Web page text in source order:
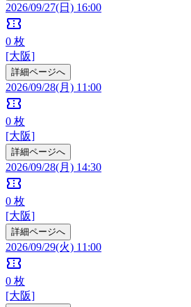
2026/09/27(日) 16:00
confirmation_number
0 枚
[大阪]
詳細ページへ
2026/09/28(月) 11:00
confirmation_number
0 枚
[大阪]
詳細ページへ
2026/09/28(月) 14:30
confirmation_number
0 枚
[大阪]
詳細ページへ
2026/09/29(火) 11:00
confirmation_number
0 枚
[大阪]